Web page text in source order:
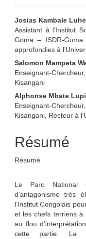
Contenu
principal
de
l'article
Josias Kambale
Assistant à l’Institut
Goma – ISDR-
approfondies à
Salomon Mampeta
Enseignant-
Kisangani
Alphonse Mbate
Enseignant-
Kisangani, Recteur à
Résumé
Résumé
Le Parc National
d’antagonisme très
l’Institut Congolais
et les chefs terriens à
au flou
cette partie. La